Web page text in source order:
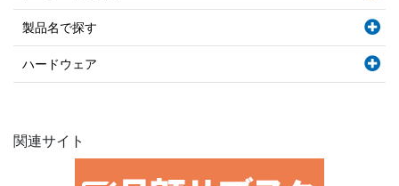
製品名で探す
ハードウェア
関連サイト